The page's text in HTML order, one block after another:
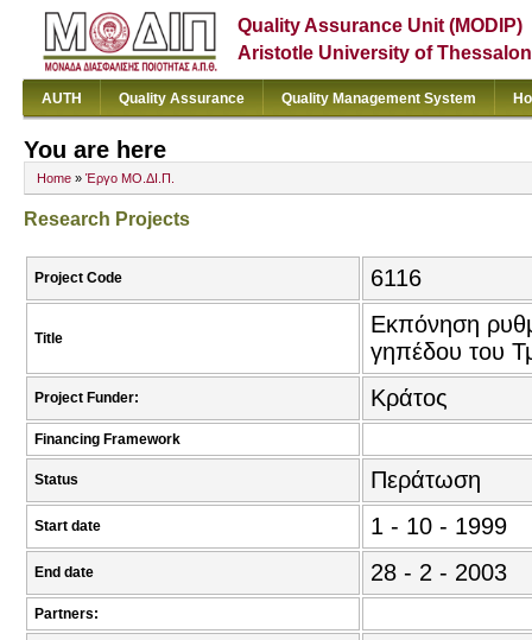
Quality Assurance Unit (MODIP)
Aristotle University of
AUTH Quality Assurance Quality Management System
You are here
Home » Έργο ΜΟ.ΔΙ.Π.
Research Projects
Project Code 6116
Title
Εκπόνηση
γηπέδου του
Project Funder: Κράτος
Financing Framework
Status Περάτωση
Start date 1 - 10 - 1999
End date 28 - 2 - 2003
Partners: